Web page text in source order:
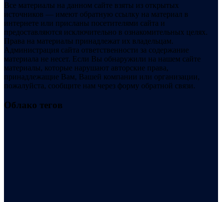
Все материалы на данном сайте взяты из открытых
источников — имеют обратную ссылку на материал в
интернете или присланы посетителями сайта и
предоставляются исключительно в ознакомительных целях.
Права на материалы принадлежат их владельцам.
Администрация сайта ответственности за содержание
материала не несет. Если Вы обнаружили на нашем сайте
материалы, которые нарушают авторские права,
принадлежащие Вам, Вашей компании или организации,
пожалуйста, сообщите нам через форму обратной связи.
Облако тегов